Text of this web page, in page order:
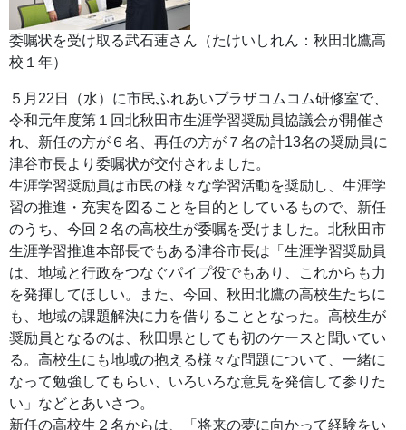
委嘱状を受け取る武石蓮さん（たけいしれん：秋田北鷹高
校１年）
５月22日（水）に市民ふれあいプラザコムコム研修室で、
令和元年度第１回北秋田市生涯学習奨励員協議会が開催さ
れ、新任の方が６名、再任の方が７名の計13名の奨励員に
津谷市長より委嘱状が交付されました。
生涯学習奨励員は市民の様々な学習活動を奨励し、生涯学
習の推進・充実を図ることを目的としているもので、新任
のうち、今回２名の高校生が委嘱を受けました。北秋田市
生涯学習推進本部長でもある津谷市長は「生涯学習奨励員
は、地域と行政をつなぐパイプ役でもあり、これからも力
を発揮してほしい。また、今回、秋田北鷹の高校生たちに
も、地域の課題解決に力を借りることとなった。高校生が
奨励員となるのは、秋田県としても初のケースと聞いてい
る。高校生にも地域の抱える様々な問題について、一緒に
なって勉強してもらい、いろいろな意見を発信して参りた
い」などとあいさつ。
新任の高校生２名からは、「将来の夢に向かって経験をい